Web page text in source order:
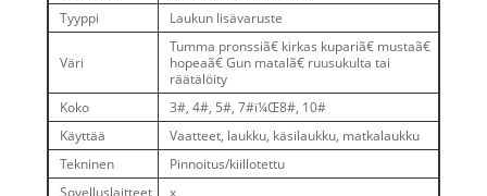
Tyyppi
Laukun lisävaruste
Väri
Tumma pronssiã€ kirkas kupariã€ mustaã€
hopeaã€ Gun matalã€ ruusukulta tai
räätälöity
Koko
3#, 4#, 5#, 7#ï¼Œ8#, 10#
Käyttää
Vaatteet, laukku, käsilaukku, matkalaukku
Tekninen
Pinnoitus/kiillotettu
Sovelluslaitteet
x